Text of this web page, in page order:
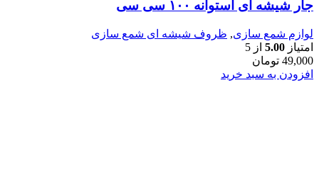
جار شیشه ای استوانه ۱۰۰ سی سی
لوازم شمع سازی, ظروف شیشه ای شمع سازی
امتیاز 5.00 از 5
49,000 تومان
افزودن به سبد خرید